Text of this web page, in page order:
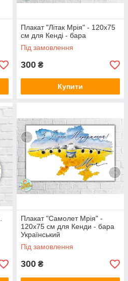
Плакат "Літак Мрія" - 120х75
см для Кенді - бара
Під замовлення
300 ₴
Купити
Плакат "Самолет Мрія" -
120х75 см для Кенди - бара
Український
Під замовлення
300 ₴